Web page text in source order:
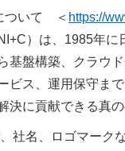
ついて ＜ https://
）は、1985年
基盤構築、クラウ
ビス、運用保守ま
決に貢献できる真
社名、ロゴマーク